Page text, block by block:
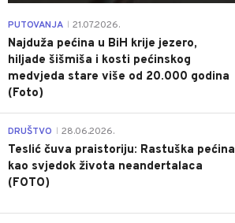
PUTOVANJA 21.07.2026.
Najduža pećina u BiH krije jezero,
hiljade šišmiša i kosti pećinskog
medvjeda stare više od 20.000 godina
(Foto)
DRUŠTVO 28.06.2026.
Teslić čuva praistoriju: Rastuška pećina
kao svjedok života neandertalaca
(FOTO)